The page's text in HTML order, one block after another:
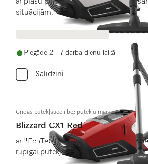
ar plašu piederumu klāstu gandrīz
situācijām.
Piegāde 2 - 7 darba dienu laikā
Salīdzini
Grīdas putekļsūcēji bez putekļu maisa
Blizzard CX1 Red
ar "EcoTeQ Plus" grīdas uzgali
rūpīgai putekļu sūkšanai.